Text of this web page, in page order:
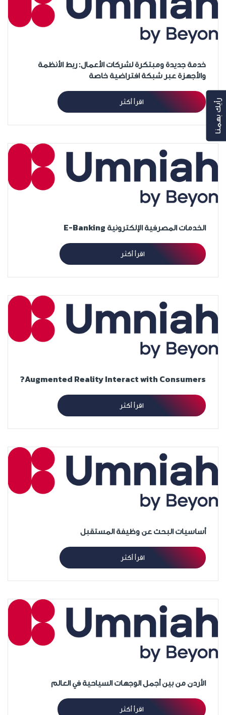
خدمة جديدة ومبتكرة لشركات الأعمال: ربط الأنظمة
والأجهزة عبر شبكة افتراضية خاصة
اقرأ أكثر
الخدمات المصرفية الإلكترونية E-Banking
اقرأ أكثر
Augmented Reality Interact with Consumers?
اقرأ أكثر
أساسيات البحث عن وظيفة المستقبل
اقرأ أكثر
الأردن من بين أجمل الوجهات السياحية في العالم
اقرأ أكثر
رأيك بهمنا